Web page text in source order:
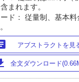
まれます。
ド： 従量制、基本
アブストラクトを見
全文ダウンロード